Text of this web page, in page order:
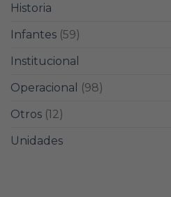
Historia
Infantes (59)
Institucional
Operacional
(98)
Otros (12)
Unidades